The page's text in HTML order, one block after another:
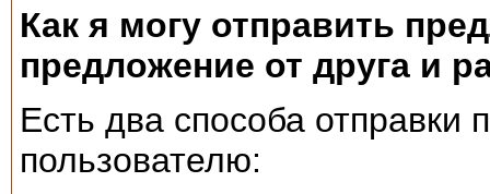
Как я могу отправить
предложение от друга и
Есть два способа
пользователю: